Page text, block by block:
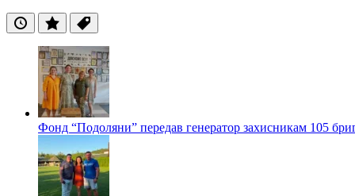
ОстанніПопулярні
Теги
Фонд “Подоляни” передав генератор захисникам 105